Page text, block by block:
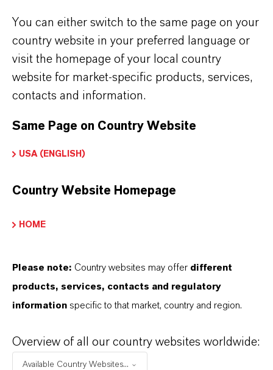
E-MAIL VERSENDEN
vCard henrunterladen
You can either switch to the same page on your
country website in your preferred language or
visit the homepage of your local country
website for market-specific products, services,
contacts and information.
Same Page on Country Website
USA (ENGLISH)
Country Website Homepage
HOME
Please note: Country websites may offer different
products, services, contacts and regulatory
information specific to that market, country and region.
Overview of all our country websites worldwide:
Available Country Websites...